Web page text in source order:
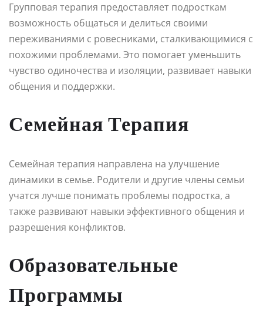
Групповая терапия предоставляет подросткам
возможность общаться и делиться своими
переживаниями с ровесниками, сталкивающимися с
похожими проблемами. Это помогает уменьшить
чувство одиночества и изоляции, развивает навыки
общения и поддержки.
Семейная Терапия
Семейная терапия направлена на улучшение
динамики в семье. Родители и другие члены семьи
учатся лучше понимать проблемы подростка, а
также развивают навыки эффективного общения и
разрешения конфликтов.
Образовательные
Программы